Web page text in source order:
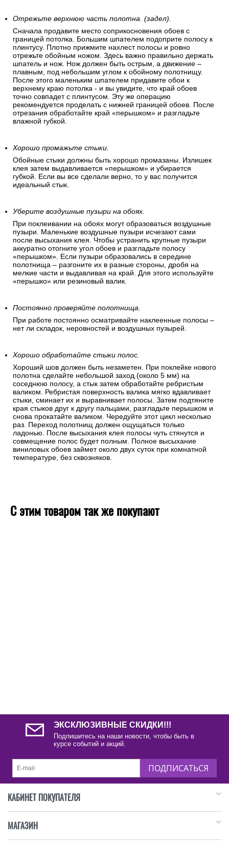
Отрежьте верхнюю часть полотна. (задел).
Сначала продавите место соприкосновения обоев с
границей потолка. Большим шпателем подоприте полосу к
плинтусу. Плотно прижмите нахлест полосы и ровно
отрежьте обойным ножом. Здесь важно правильно держать
шпатель и нож. Нож должен быть острым, а движение –
плавным, под небольшим углом к обойному полотнищу.
После этого маленьким шпателем придавите обои к
верхнему краю потолка - и вы увидите, что край обоев
точно совпадет с плинтусом. Эту же операцию
рекомендуется проделать с нижней границей обоев. После
отрезания обработайте край «перышком» и разгладьте
влажной губкой.
Хорошо промажьте стыки.
Обойные стыки должны быть хорошо промазаны. Излишек
клея затем выдавливается «перышком» и убирается
губкой. Если вы все сделали верно, то у вас получится
идеальный стык.
Уберите воздушные пузыри на обоях.
При поклеивании на обоях могут образоваться воздушные
пузыри. Маленькие воздушные пузыри исчезают сами
после высыхания клея. Чтобы устранить крупные пузыри
аккуратно отогните угол обоев и разгладьте полосу
«перышком». Если пузыри образовались в середине
полотнища – разгоните их в разные стороны, дробя на
мелкие части и выдавливая на край. Для этого используйте
«перышко» или резиновый валик.
Постоянно проверяйте полотнища.
При работе постоянно осматривайте наклеенные полосы –
нет ли складок, неровностей и воздушных пузырей.
Хорошо обработайте стыки полос.
Хороший шов должен быть незаметен. При поклейке нового
полотна сделайте небольшой заход (около 5 мм) на
соседнюю полосу, а стык затем обработайте ребристым
валиком. Ребристая поверхность валика мягко вдавливает
стыки, сминает их и выравнивает полосы. Затем подтяните
края стыков друг к другу пальцами, разгладьте перышком и
снова прокатайте валиком. Чередуйте этот цикл несколько
раз. Переход полотнищ должен ощущаться только
ладонью. После высыхания клея полосы чуть стянутся и
совмещение полос будет полным. Полное высыхание
виниловых обоев займет около двух суток при комнатной
температуре, без сквозняков.
С этим товаром так же покупают
ЭКСКЛЮЗИВНЫЕ СКИДКИ!!!
Подпишитесь на наши новости, чтобы быть в
курсе событий и акций.
ПОДПИСАТЬСЯ
КАБИНЕТ ПОКУПАТЕЛЯ
МАГАЗИН